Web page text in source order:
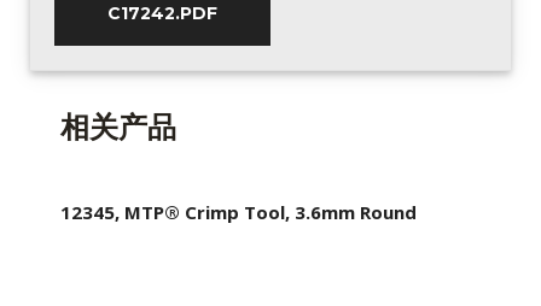
C17242.PDF
相关产品
12345, MTP® Crimp Tool, 3.6mm Round